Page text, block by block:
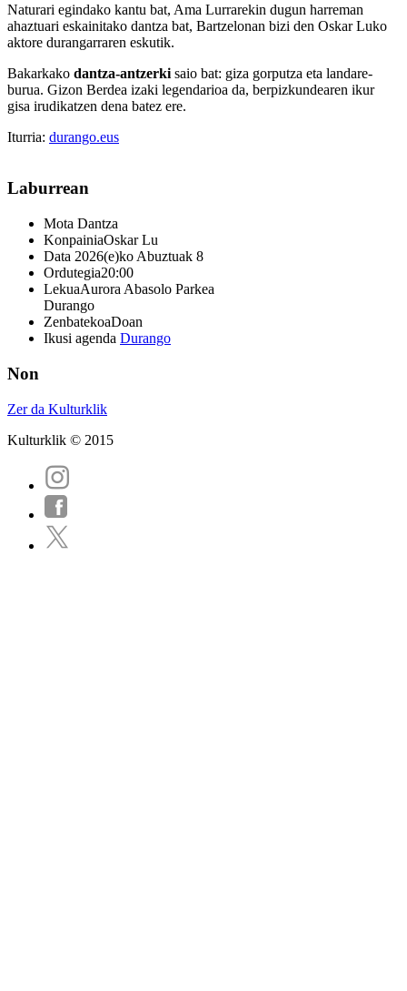
Naturari egindako kantu bat, Ama Lurrarekin dugun harreman
ahaztuari eskainitako dantza bat, Bartzelonan bizi den Oskar Luko
aktore durangarraren eskutik.
Bakarkako dantza-antzerki saio bat: giza gorputza eta landare-
burua. Gizon Berdea izaki legendarioa da, berpizkundearen ikur
gisa irudikatzen dena batez ere.
Iturria: durango.eus
Laburrean
Mota Dantza
KonpainiaOskar Lu
Data 2026(e)ko Abuztuak 8
Ordutegia20:00
LekuaAurora Abasolo Parkea
Durango
ZenbatekoaDoan
Ikusi agenda Durango
Non
Zer da Kulturklik
Kulturklik © 2015